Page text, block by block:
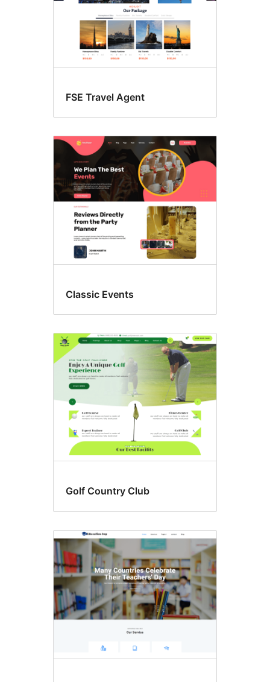
FSE Travel Agent
Classic Events
Golf Country Club